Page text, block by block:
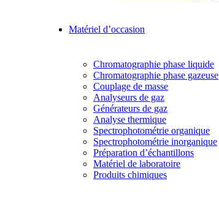
Matériel d’occasion
Chromatographie phase liquide
Chromatographie phase gazeuse
Couplage de masse
Analyseurs de gaz
Générateurs de gaz
Analyse thermique
Spectrophotométrie organique
Spectrophotométrie inorganique
Préparation d’échantillons
Matériel de laboratoire
Produits chimiques